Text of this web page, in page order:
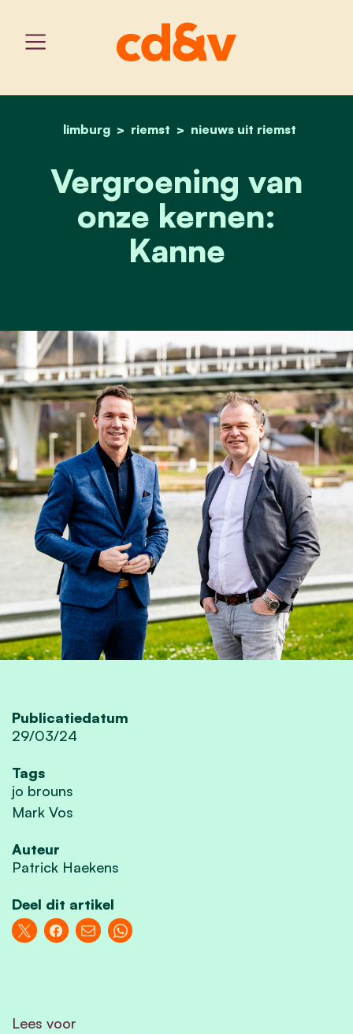
home
limburg riemst nieuws uit riemst
vergroening van onze
Vergroening van
onze kernen:
Kanne
Publicatiedatum
29/03/24
Tags
jo brouns
Mark Vos
Auteur
Patrick Haekens
Deel dit artikel
Lees voor